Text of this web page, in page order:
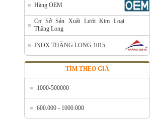
Hàng OEM
Cơ Sở Sản Xuất Lưới Kim Loại
Thăng Long
INOX THĂNG LONG 1015
TÌM THEO GIÁ
1000-500000
600.000 - 1000.000